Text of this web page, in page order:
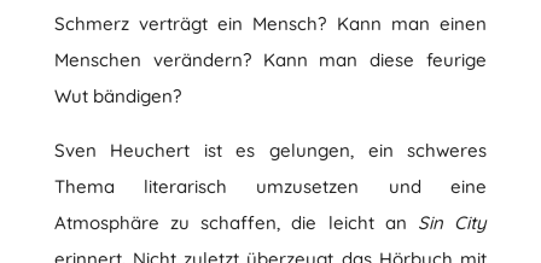
Schmerz verträgt ein Mensch? Kann man einen
Menschen verändern? Kann man diese feurige
Wut bändigen?
Sven Heuchert ist es gelungen, ein schweres
Thema literarisch umzusetzen und eine
Atmosphäre zu schaffen, die leicht an Sin City